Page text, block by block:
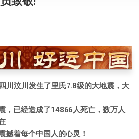
汶川发生了里氏7.8级的大地震，大
，已经造成了14866人死亡，数万人
撼着每个中国人的心灵！